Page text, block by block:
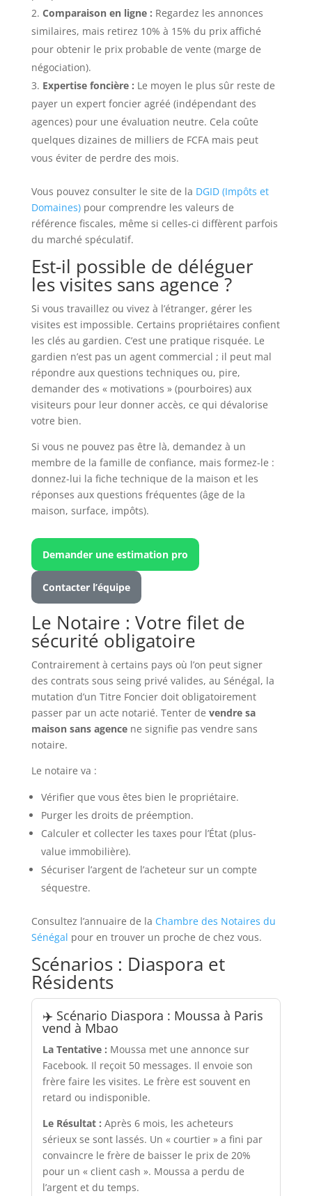
Comparaison en ligne : Regardez les annonces
similaires, mais retirez 10% à 15% du prix affiché
pour obtenir le prix probable de vente (marge de
négociation).
Expertise foncière : Le moyen le plus sûr reste de
payer un expert foncier agréé (indépendant des
agences) pour une évaluation neutre. Cela coûte
quelques dizaines de milliers de FCFA mais peut
vous éviter de perdre des mois.
Vous pouvez consulter le site de la DGID (Impôts et
Domaines)pour comprendre les valeurs de
référence fiscales, même si celles-ci diffèrent parfois
du marché spéculatif.
Est-il possible de déléguer
les visites sans agence ?
Si vous travaillez ou vivez à l’étranger, gérer les
visites est impossible. Certains propriétaires confient
les clés au gardien. C’est une pratique risquée. Le
gardien n’est pas un agent commercial ; il peut mal
répondre aux questions techniques ou, pire,
demander des « motivations » (pourboires) aux
visiteurs pour leur donner accès, ce qui dévalorise
votre bien.
Si vous ne pouvez pas être là, demandez à un
membre de la famille de confiance, mais formez-le :
donnez-lui la fiche technique de la maison et les
réponses aux questions fréquentes (âge de la
maison, surface, impôts).
Demander une estimation pro
Contacter l’équipe
Le Notaire : Votre filet de
sécurité obligatoire
Contrairement à certains pays où l’on peut signer
des contrats sous seing privé valides, au Sénégal, la
mutation d’un Titre Foncier doit obligatoirement
passer par un acte notarié. Tenter de vendre sa
maison sans agencene signifie pas vendre sans
notaire.
Le notaire va :
Vérifier que vous êtes bien le propriétaire.
Purger les droits de préemption.
Calculer et collecter les taxes pour l’État (plus-
value immobilière).
Sécuriser l’argent de l’acheteur sur un compte
séquestre.
Consultez l’annuaire de la Chambre des Notaires du
Sénégal pour en trouver un proche de chez vous.
Scénarios : Diaspora et
Résidents
✈️ Scénario Diaspora : Moussa à Paris
vend à Mbao
La Tentative : Moussa met une annonce sur
Facebook. Il reçoit 50 messages. Il envoie son
frère faire les visites. Le frère est souvent en
retard ou indisponible.
Le Résultat : Après 6 mois, les acheteurs
sérieux se sont lassés. Un « courtier » a fini par
convaincre le frère de baisser le prix de 20%
pour un « client cash ». Moussa a perdu de
l’argent et du temps.